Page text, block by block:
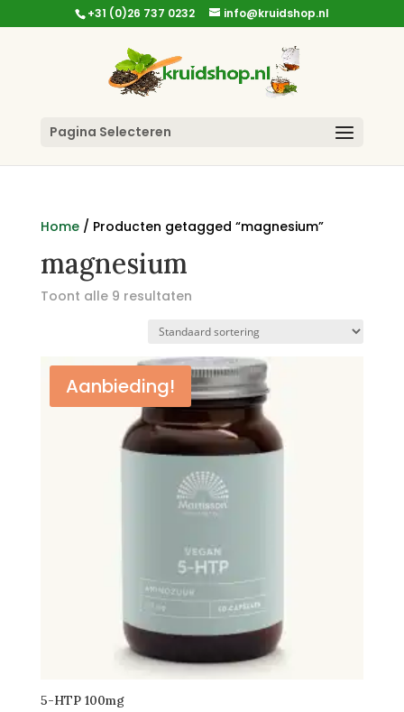
+31 (0)26 737 0232 info@kruidshop.nl
Pagina Selecteren
Home/ Producten getagged “magnesium”
magnesium
Toont alle 9 resultaten
Aanbieding!
5-HTP 100mg